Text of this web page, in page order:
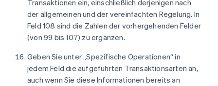
Transaktionen ein, einschließlich derjenigen nach
der allgemeinen und der vereinfachten Regelung. In
Feld 108 sind die Zahlen der vorhergehenden Felder
(von 99 bis 107) zu ergänzen.
Geben Sie unter „Spezifische Operationen“ in
jedem Feld die aufgeführten Transaktionsarten an,
auch wenn Sie diese Informationen bereits an